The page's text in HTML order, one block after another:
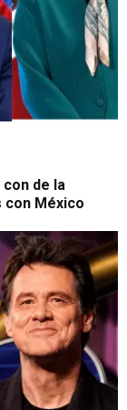
de la
con México